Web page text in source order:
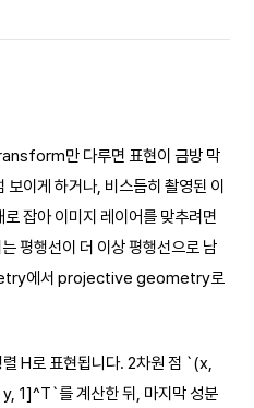
만 다루면 표현이 금방 막
이게 하거나, 비스듬히 촬영된 이
잡아 이미지 레이어를 맞추려면
평행선이 더 이상 평행선으로 남
에서 projective geometry로
H로 표현됩니다. 2차원 점 `(x,
1]^T`를 계산한 뒤, 마지막 성분